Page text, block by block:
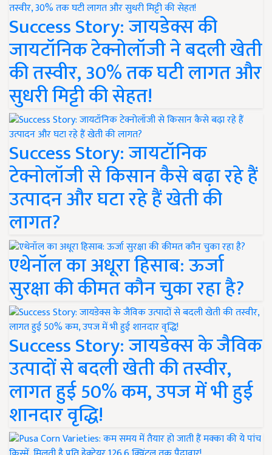
Success Story: जायडेक्स की
जायटॉनिक टेक्नोलॉजी ने बदली खेती
की तस्वीर, 30% तक घटी लागत और
सुधरी मिट्टी की सेहत!
Success Story: जायटॉनिक
टेक्नोलॉजी से किसान कैसे बढ़ा रहे हैं
उत्पादन और घटा रहे हैं खेती की
लागत?
एथेनॉल का अधूरा हिसाब: ऊर्जा
सुरक्षा की कीमत कौन चुका रहा है?
Success Story: जायडेक्स के जैविक
उत्पादों से बदली खेती की तस्वीर,
लागत हुई 50% कम, उपज में भी हुई
शानदार वृद्धि!